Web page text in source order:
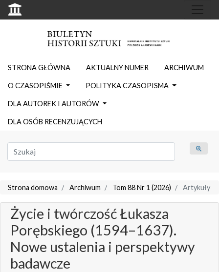
STRONA GŁÓWNA AKTUALNY NUMER ARCHIWUM
O CZASOPIŚMIE POLITYKA CZASOPISMA
DLA AUTOREK I AUTORÓW
DLA OSÓB RECENZUJĄCYCH
Strona domowa Archiwum Tom 88 Nr 1 (2026) Artykuły
Życie i twórczość Łukasza
Porębskiego (1594–1637).
Nowe ustalenia i perspektywy
badawcze